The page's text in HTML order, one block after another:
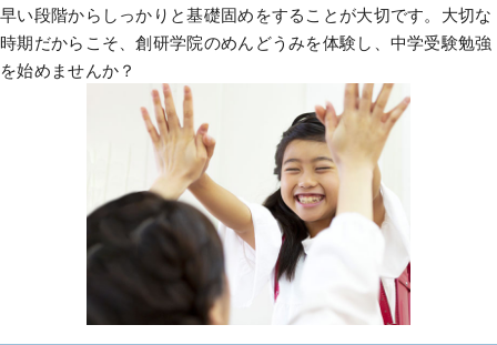
早い段階からしっかりと基礎固めをすることが大切です。大切な
時期だからこそ、創研学院のめんどうみを体験し、中学受験勉強
を始めませんか？